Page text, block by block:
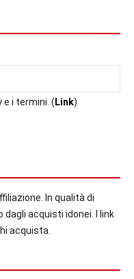
i termini. ( Link)
In qualità di
dagli acquisti idonei. I link
acquista.